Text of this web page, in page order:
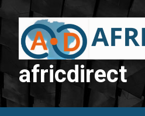
Aller
contenu
africdirect